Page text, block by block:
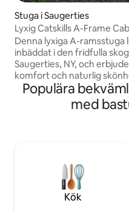
Stuga i Saugerties
Lyxig Catskills A-Frame
Bubbelpool och bastu
Denna lyxiga A-ramsstuga
inbäddat i den fridfulla
Saugerties, NY, och
komfort och naturlig
minuter från Woodstock
från NYC, NJ. Det ligger på
hektar stor tomt. Enkel
Hundvänligt! En mysig och
tillflyktsort nära vandring,
bästa matställen i Catskills. Besök vår ig
"highwoodsaframe" för mer!
Populära
med
Kök